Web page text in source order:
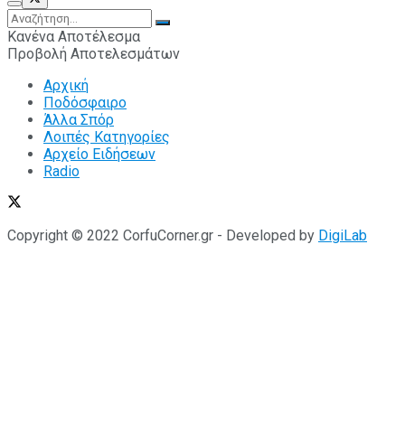
Κανένα Αποτέλεσμα
Προβολή Αποτελεσμάτων
Αρχική
Ποδόσφαιρο
Άλλα Σπόρ
Λοιπές Κατηγορίες
Αρχείο Ειδήσεων
Radio
Copyright © 2022 CorfuCorner.gr - Developed by DigiLab